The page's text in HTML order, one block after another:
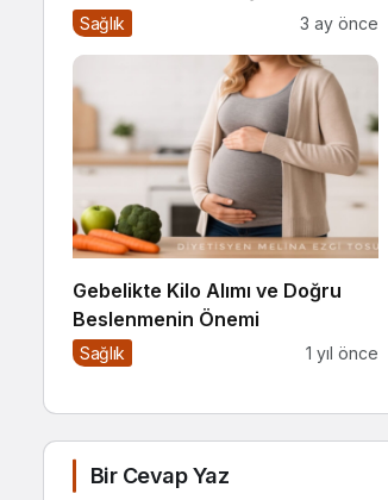
Sağlık 3 ay önce
Gebelikte Kilo Alımı ve Doğru
Beslenmenin Önemi
Sağlık 1 yıl önce
Bir Cevap Yaz